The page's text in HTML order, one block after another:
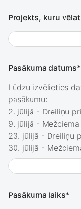
Projekts, kuru
Pasākuma datums*
Lūdzu izvēlieties
pasākumu:
2. jūlijā - Dreiliņu
9. jūlijā - Mežciema
23. jūlijā - Dreiliņu
30. jūlijā -
Pasākuma laiks*